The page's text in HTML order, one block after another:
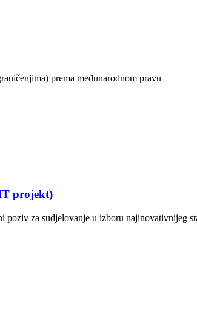
prema međunarodnom pravu
projekt)
za sudjelovanje u izboru najinovativnijeg